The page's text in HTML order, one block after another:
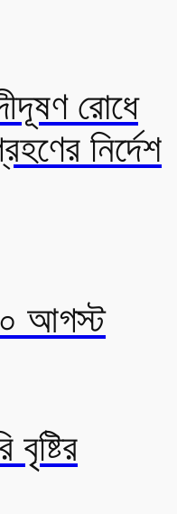
রোধে
নির্দেশ
২০ আগস্ট